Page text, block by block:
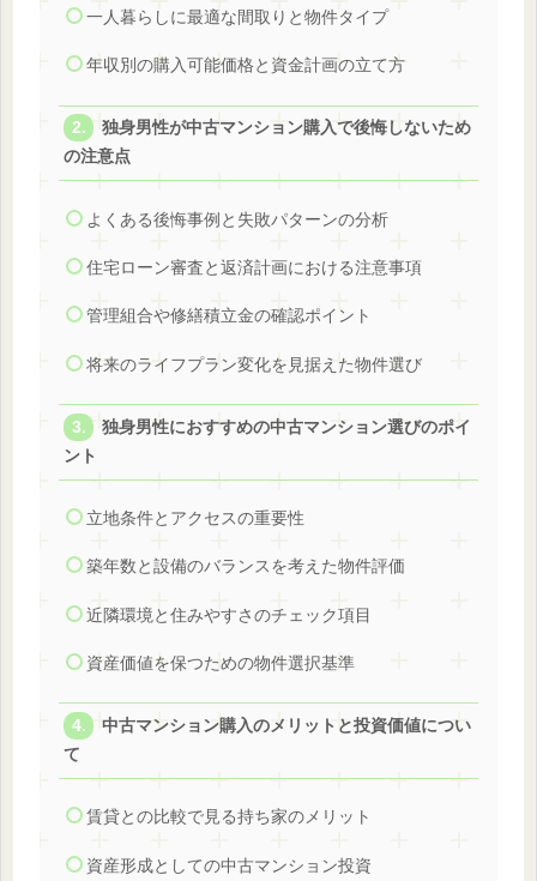
一人暮らしに最適な間取りと物件タイプ
年収別の購入可能価格と資金計画の立て方
独身男性が中古マンション購入で後悔しないため
の注意点
よくある後悔事例と失敗パターンの分析
住宅ローン審査と返済計画における注意事項
管理組合や修繕積立金の確認ポイント
将来のライフプラン変化を見据えた物件選び
独身男性におすすめの中古マンション選びのポイ
ント
立地条件とアクセスの重要性
築年数と設備のバランスを考えた物件評価
近隣環境と住みやすさのチェック項目
資産価値を保つための物件選択基準
中古マンション購入のメリットと投資価値につい
て
賃貸との比較で見る持ち家のメリット
資産形成としての中古マンション投資